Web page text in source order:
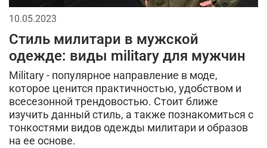
10.05.2023
Стиль милитари в мужской
одежде: виды military для мужчин
Military - популярное направление в моде,
которое ценится практичностью, удобством и
всесезонной трендовостью. Стоит ближе
изучить данный стиль, а также познакомиться с
тонкостями видов одежды милитари и образов
на ее основе.